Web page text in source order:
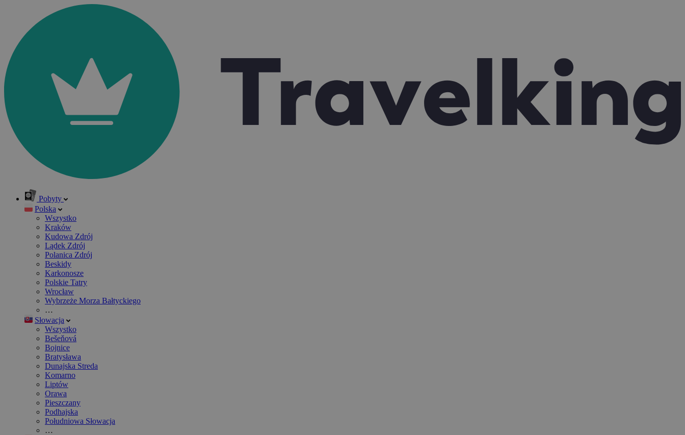
Pobyty
Polska
Wszystko
Kraków
Kudowa Zdrój
Lądek Zdrój
Polanica Zdrój
Beskidy
Karkonosze
Polskie Tatry
Wrocław
Wybrzeże Morza Bałtyckiego
…
Słowacja
Wszystko
Bešeňová
Bojnice
Bratysława
Dunajska Streda
Komarno
Liptów
Orawa
Pieszczany
Podhajska
Południowa Słowacja
…